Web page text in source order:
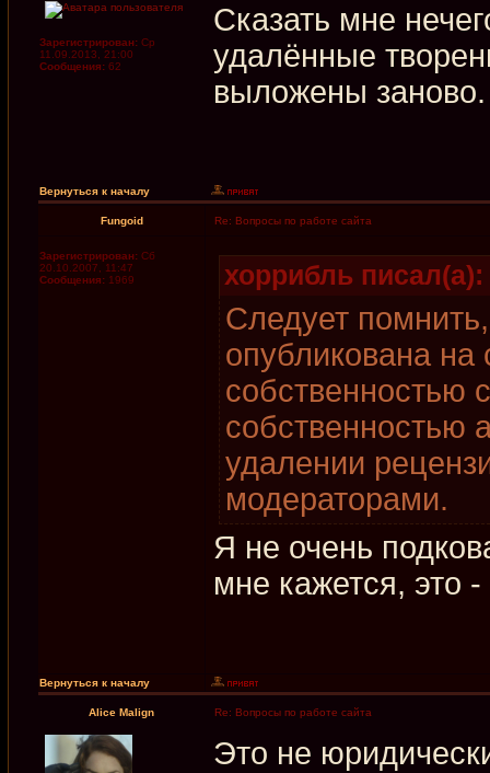
Зарегистрирован: Ср
11.09.2013, 21:00
Сообщения: 62
Сказать мне
удалённые
выложены заново.
Вернуться к началу
Fungoid Re: Вопросы по работе сайта
Зарегистрирован: Сб
20.10.2007, 11:47
Сообщения: 1969 хоррибль писал(а):
Следует
опубликована на
собственностью
собственностью
удалении
модераторами.
Я не очень
мне кажется, это
Вернуться к началу
Alice Malign Re: Вопросы по работе сайта
Это не